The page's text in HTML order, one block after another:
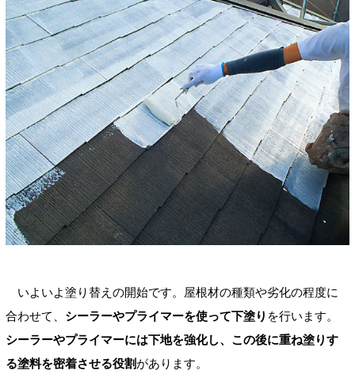
いよいよ塗り替えの開始です。屋根材の種類や劣化の程度に
合わせて、 シーラーやプライマーを使って下塗り を行います。
シーラーやプライマーには下地を強化し、この後に重ね塗りす
る塗料を密着させる役割があります。